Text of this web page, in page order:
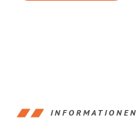
INFORMATIONEN